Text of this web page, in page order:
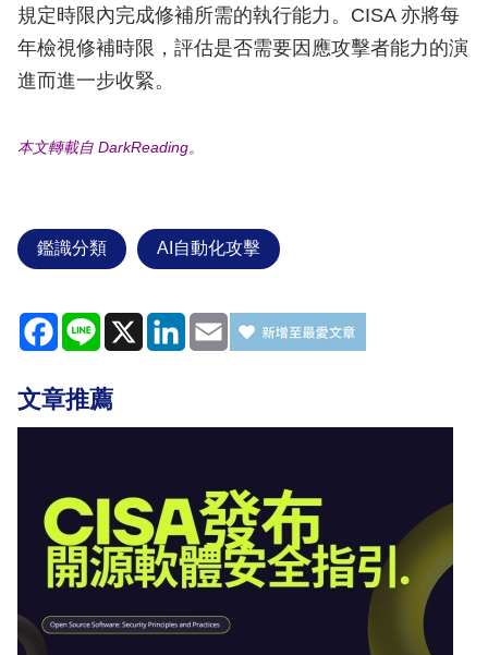
規定時限內完成修補所需的執行能力。CISA 亦將每
年檢視修補時限，評估是否需要因應攻擊者能力的演
進而進一步收緊。
本文轉載自 DarkReading。
鑑識分類 AI自動化攻擊
Facebook
Line X LinkedIn
Email
文章推薦